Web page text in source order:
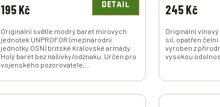
195 Kč DETAIL
Originální světle modrý baret mírových
jednotek UNPROFOR (mezinárodní
jednotky OSN) britské Královské armády.
Holý baret bez nášivky/odznaku. Určen pro
vojenského pozorovatele,...
245 Kč
Originální
sil, opatřen
vyroben z
vysokou